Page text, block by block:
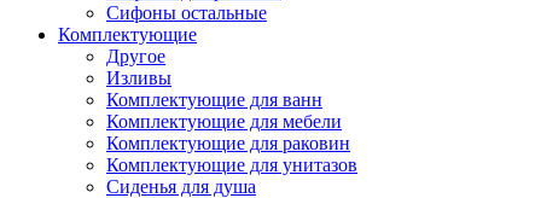
Сифоны остальные
Комплектующие
Другое
Изливы
Комплектующие для ванн
Комплектующие для мебели
Комплектующие для раковин
Комплектующие для унитазов
Сиденья для душа